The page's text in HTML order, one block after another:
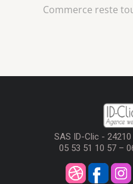
Commerce reste
SAS ID-Clic -
05 53 51 10 57 –